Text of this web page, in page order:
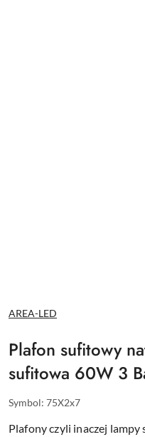
NAZWA
PRODUCENTA:
AREA-LED
Plafon sufitowy
sufitowa 60W 3
Symbol: 75X2x7
Plafony czyli inaczej